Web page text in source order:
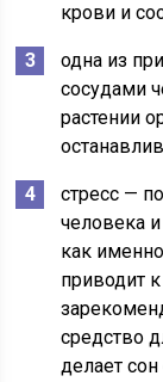
крови и
одна из
сосудами
растении
стресс —
человека
как
приводит
средство
делает